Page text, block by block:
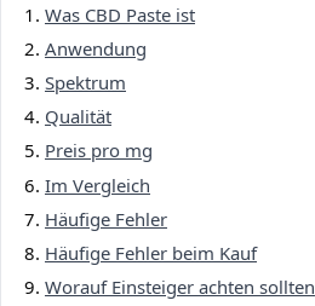
Was CBD Paste ist
Anwendung
Spektrum
Qualität
Preis pro mg
Im Vergleich
Häufige Fehler
Häufige Fehler beim Kauf
Worauf Einsteiger achten sollten